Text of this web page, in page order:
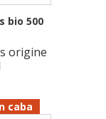
bio 500
origine
caba